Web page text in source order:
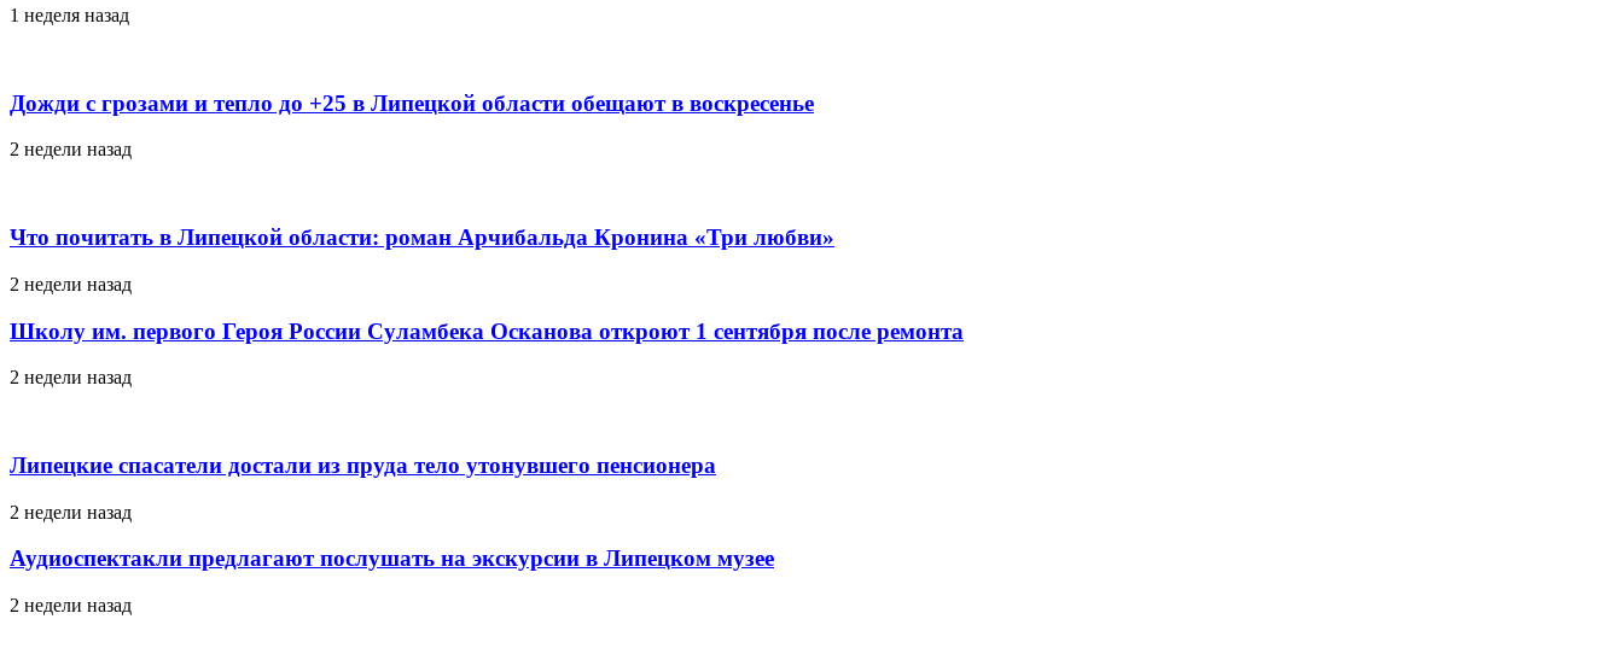
1 неделя назад
Дожди с грозами и тепло до +25 в Липецкой области обещают в воскресенье
2 недели назад
Что почитать в Липецкой области: роман Арчибальда Кронина «Три любви»
2 недели назад
Школу им. первого Героя России Суламбека Осканова откроют 1 сентября после ремонта
2 недели назад
Липецкие спасатели достали из пруда тело утонувшего пенсионера
2 недели назад
Аудиоспектакли предлагают послушать на экскурсии в Липецком музее
2 недели назад